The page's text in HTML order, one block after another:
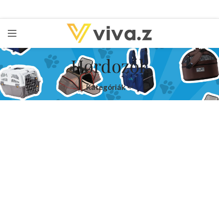
Hordozók
Kategóriák